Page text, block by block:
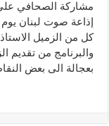
مشاركة الصحافي
كل من الزميل
والبرنامج من
بعجالة الى بعض